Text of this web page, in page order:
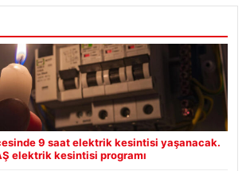
9 saat elektrik kesintisi yaşanacak.
elektrik kesintisi programı